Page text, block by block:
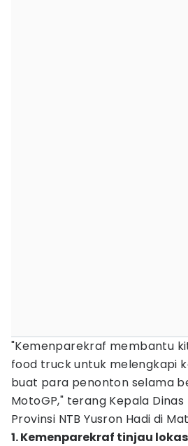
"Kemenparekraf membantu
food truck untuk melengkapi
buat para penonton selama
MotoGP," terang Kepala
Provinsi NTB Yusron Hadi di
1. Kemenparekraf tinjau